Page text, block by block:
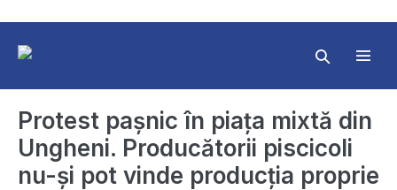
content
Search
Protest pașnic în piața mixtă din
Ungheni. Producătorii piscicoli
nu-și pot vinde producția proprie